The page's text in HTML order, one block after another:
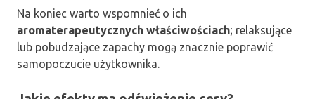
Na koniec warto wspomnieć o ich
aromaterapeutycznych właściwościach; relaksujące
lub pobudzające zapachy mogą znacznie poprawić
samopoczucie użytkownika.